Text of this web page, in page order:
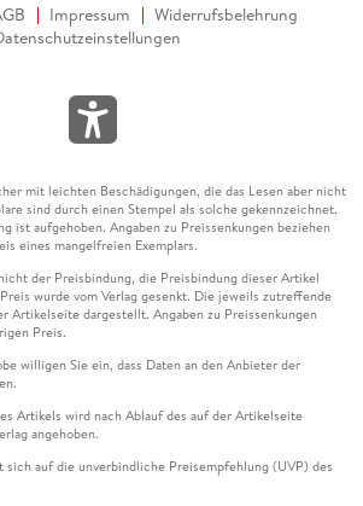
. . . 216
. . . 220
. . . 223
montieren . . . 230
. . . 232
. . . 234
vereinen . . . 239
Impressum
Widerrufsbelehrung
mit leichten Beschädigungen, die das Lesen aber nicht
sind durch einen Stempel als solche gekennzeichnet.
ist aufgehoben. Angaben zu Preissenkungen beziehen
eines mangelfreien Exemplars.
der Preisbindung, die Preisbindung dieser Artikel
wurde vom Verlag gesenkt. Die jeweils zutreffende
Artikelseite dargestellt. Angaben zu Preissenkungen
Preis.
willigen Sie ein, dass Daten an den Anbieter der
Artikels wird nach Ablauf des auf der Artikelseite
angehoben.
sich auf die unverbindliche Preisempfehlung (UVP) des